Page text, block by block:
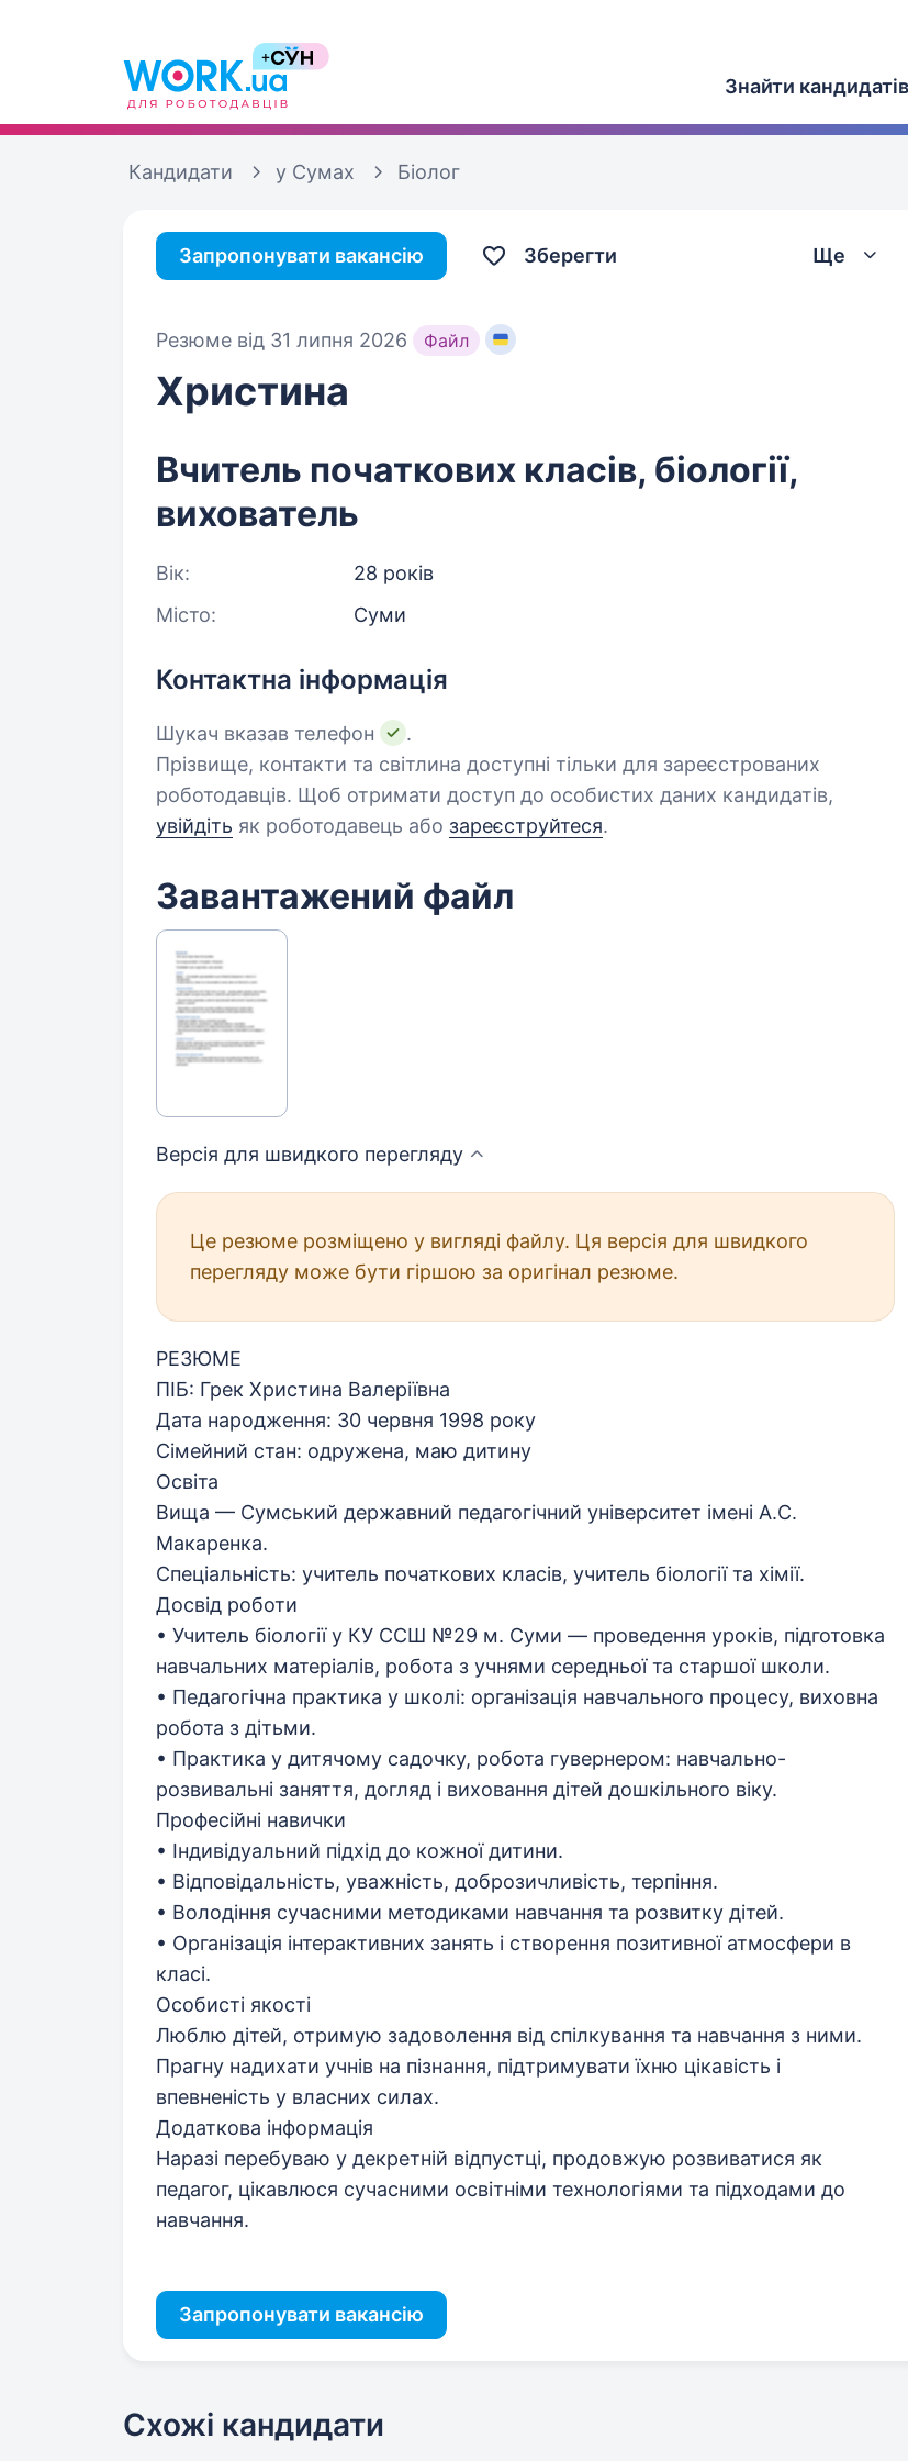
Знайти кандидатів
Кандидати у Сумах Біолог
Запропонувати вакансію Зберегти Ще
Резюме від 31 липня 2026 Файл
Христина
Вчитель початкових класів, біології,
вихователь
Вік:
28 років
Місто:
Суми
Контактна інформація
Шукач вказав телефон
.
Прізвище, контакти та світлина доступні тільки для зареєстрованих
роботодавців. Щоб отримати доступ до особистих даних кандидатів,
увійдіть як роботодавець або зареєструйтеся.
Завантажений файл
Версія для швидкого перегляду
Це резюме розміщено у вигляді файлу. Ця версія для швидкого
перегляду може бути гіршою за оригінал резюме.
РЕЗЮМЕ
ПІБ: Грек Христина Валеріївна
Дата народження: 30 червня 1998 року
Сімейний стан: одружена, маю дитину
Освіта
Вища — Сумський державний педагогічний університет імені А.С.
Макаренка.
Спеціальність: учитель початкових класів, учитель біології та хімії.
Досвід роботи
• Учитель біології у КУ ССШ №29 м. Суми — проведення уроків, підготовка
навчальних матеріалів, робота з учнями середньої та старшої школи.
• Педагогічна практика у школі: організація навчального процесу, виховна
робота з дітьми.
• Практика у дитячому садочку, робота гувернером: навчально-
розвивальні заняття, догляд і виховання дітей дошкільного віку.
Професійні навички
• Індивідуальний підхід до кожної дитини.
• Відповідальність, уважність, доброзичливість, терпіння.
• Володіння сучасними методиками навчання та розвитку дітей.
• Організація інтерактивних занять і створення позитивної атмосфери в
класі.
Особисті якості
Люблю дітей, отримую задоволення від спілкування та навчання з ними.
Прагну надихати учнів на пізнання, підтримувати їхню цікавість і
впевненість у власних силах.
Додаткова інформація
Наразі перебуваю у декретній відпустці, продовжую розвиватися як
педагог, цікавлюся сучасними освітніми технологіями та підходами до
навчання.
Запропонувати вакансію
Схожі кандидати